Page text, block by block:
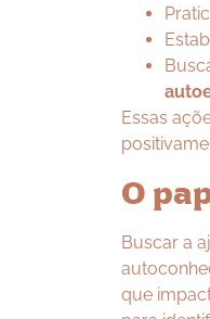
Essas
O
Buscar a
que